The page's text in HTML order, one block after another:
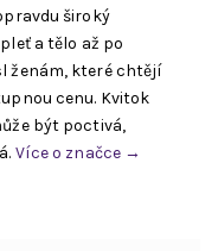
široký
a tělo až po
ženám, které chtějí
cenu. Kvitok
být poctivá,
Více o značce →